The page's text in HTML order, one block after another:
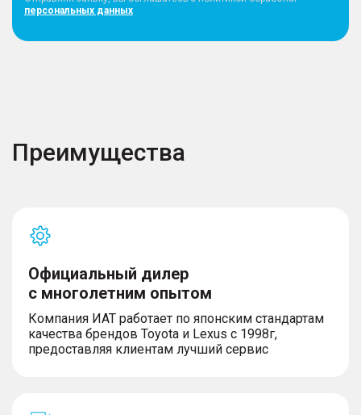
персональных данных
Преимущества
Официальный дилер
с многолетним опытом
Компания ИАТ работает по японским стандартам
качества брендов Toyota и Lexus с 1998г,
предоставляя клиентам лучший сервис